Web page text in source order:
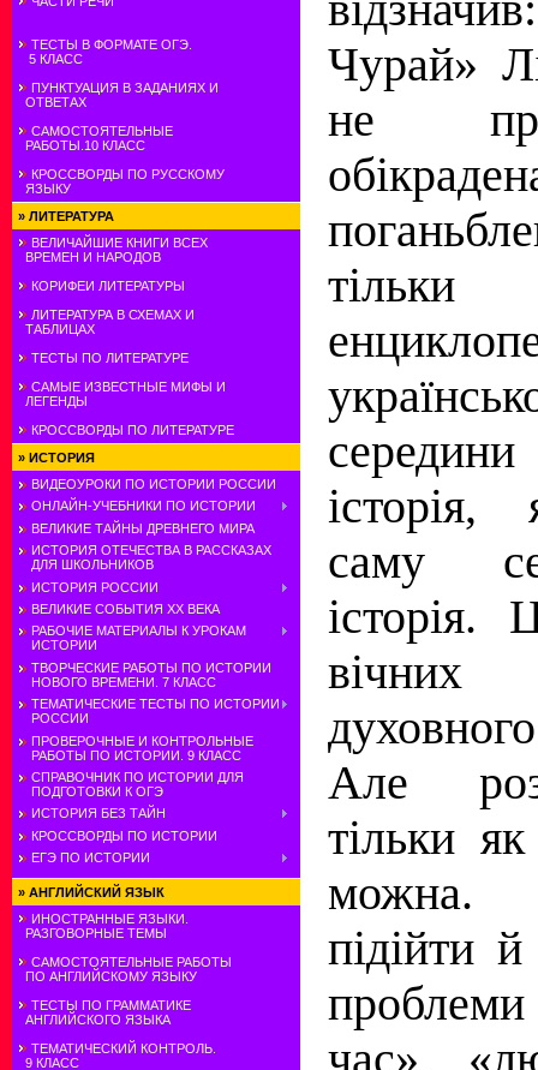
ТЕСТЫ В ФОРМАТЕ ОГЭ.
5 КЛАСС
ПУНКТУАЦИЯ В ЗАДАНИЯХ И
ОТВЕТАХ
САМОСТОЯТЕЛЬНЫЕ
РАБОТЫ.10 КЛАСС
КРОССВОРДЫ ПО РУССКОМУ
ЯЗЫКУ
» ЛИТЕРАТУРА
ВЕЛИЧАЙШИЕ КНИГИ ВСЕХ
ВРЕМЕН И НАРОДОВ
КОРИФЕИ ЛИТЕРАТУРЫ
ЛИТЕРАТУРА В СХЕМАХ И
ТАБЛИЦАХ
ТЕСТЫ ПО ЛИТЕРАТУРЕ
САМЫЕ ИЗВЕСТНЫЕ МИФЫ И
ЛЕГЕНДЫ
КРОССВОРДЫ ПО ЛИТЕРАТУРЕ
» ИСТОРИЯ
ВИДЕОУРОКИ ПО ИСТОРИИ РОССИИ
ОНЛАЙН-УЧЕБНИКИ ПО ИСТОРИИ
ВЕЛИКИЕ ТАЙНЫ ДРЕВНЕГО МИРА
ИСТОРИЯ ОТЕЧЕСТВА В РАССКАЗАХ
ДЛЯ ШКОЛЬНИКОВ
ИСТОРИЯ РОССИИ
ВЕЛИКИЕ СОБЫТИЯ ХХ ВЕКА
РАБОЧИЕ МАТЕРИАЛЫ К УРОКАМ
ИСТОРИИ
ТВОРЧЕСКИЕ РАБОТЫ ПО ИСТОРИИ
НОВОГО ВРЕМЕНИ. 7 КЛАСС
ТЕМАТИЧЕСКИЕ ТЕСТЫ ПО ИСТОРИИ
РОССИИ
ПРОВЕРОЧНЫЕ И КОНТРОЛЬНЫЕ
РАБОТЫ ПО ИСТОРИИ. 9 КЛАСС
СПРАВОЧНИК ПО ИСТОРИИ ДЛЯ
ПОДГОТОВКИ К ОГЭ
ИСТОРИЯ БЕЗ ТАЙН
КРОССВОРДЫ ПО ИСТОРИИ
ЕГЭ ПО ИСТОРИИ
» АНГЛИЙСКИЙ ЯЗЫК
ИНОСТРАННЫЕ ЯЗЫКИ.
РАЗГОВОРНЫЕ ТЕМЫ
САМОСТОЯТЕЛЬНЫЕ РАБОТЫ
ПО АНГЛИЙСКОМУ ЯЗЫКУ
ТЕСТЫ ПО ГРАММАТИКЕ
АНГЛИЙСКОГО ЯЗЫКА
ТЕМАТИЧЕСКИЙ КОНТРОЛЬ.
9 КЛАСС
Чурай»
не
саму
історія.
Але
тільки
можна.
підійти
час»,